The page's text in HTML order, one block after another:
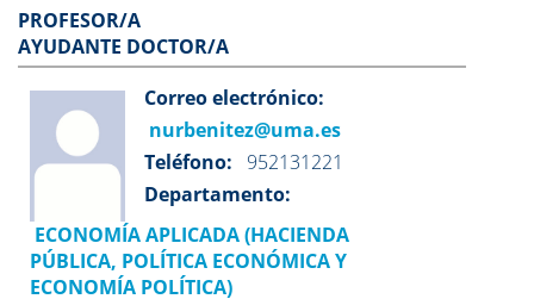
PROFESOR/A
AYUDANTE DOCTOR/A
Correo electrónico:
nurbenitez@uma.es
Teléfono: 952131221
Departamento:
ECONOMÍA APLICADA (HACIENDA
PÚBLICA, POLÍTICA ECONÓMICA Y
ECONOMÍA POLÍTICA)